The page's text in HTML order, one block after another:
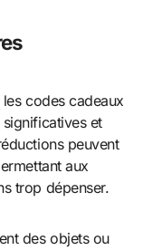
codes cadeaux
et
peuvent
aux
trop dépenser.
des objets ou